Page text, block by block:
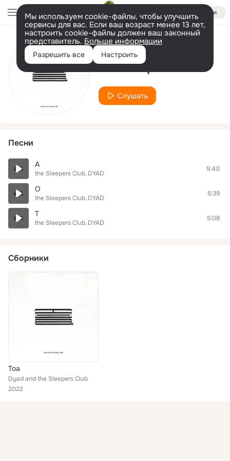
Войти
Мы используем cookie-файлы, чтобы улучшить
сервисы для вас. Если ваш возраст менее 13 лет,
настроить cookie-файлы должен ваш законный
представитель. Больше информации
Разрешить все Настроить
Исполнитель
the Sleepers Club
Слушать
Песни
A
the Sleepers Club DYAD
5:40
O
the Sleepers Club DYAD
5:39
T
the Sleepers Club DYAD
5:08
Сборники
Toa
Dyad and the Sleepers Club
2022